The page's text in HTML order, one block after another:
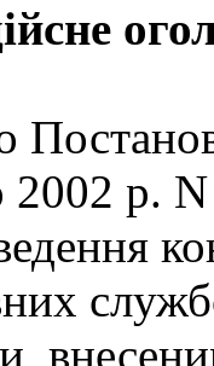
2002 р.